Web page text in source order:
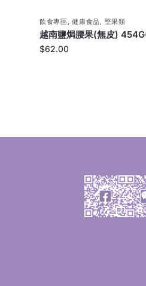
飲食專區 ,健康食品 堅果類
越南鹽焗腰果(無皮)
$62.00